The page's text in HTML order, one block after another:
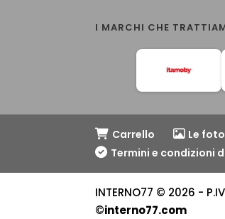
I MARCHI CHE
Carrello Le
Termini e condizioni
INTERNO77 © 2026 -
©interno77.com